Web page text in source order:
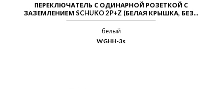
ПЕРЕКЛЮЧАТЕЛЬ С ОДИНАРНОЙ РОЗЕТКОЙ С
ЗАЗЕМЛЕНИЕМ SCHUKO 2P+Z (БЕЛАЯ КРЫШКА, БЕЗ...
белый
WGHH-3s